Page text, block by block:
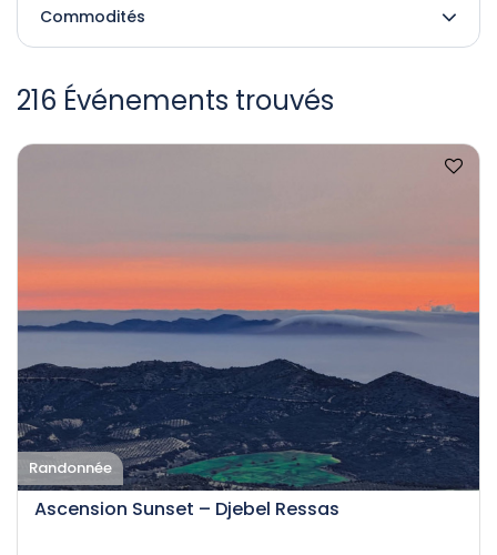
Commodités
216 Événements trouvés
Randonnée
Ascension Sunset – Djebel Ressas